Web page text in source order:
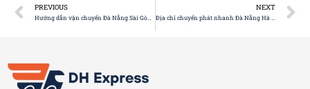
PREVIOUS
Hướng dẫn vận chuyển Đà Nẵng Sài Gòn CHI TIẾT
NEXT
Địa chỉ chuyển phát nhanh Đà Nẵng Hà Nội đi kèm giá cước